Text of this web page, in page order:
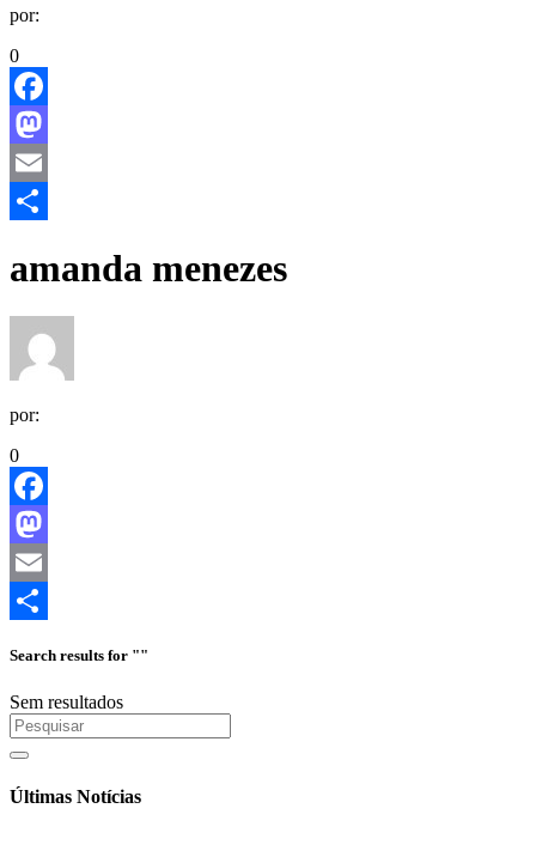
por:
0
Facebook
Mastodon
Email
amanda menezes
por:
0
Facebook
Mastodon
Email
Search results for ""
Sem resultados
Últimas Notícias